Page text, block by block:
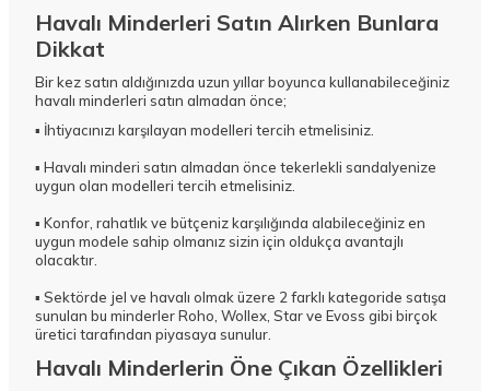
Havalı Minderleri Satın Alırken Bunlara
Dikkat
Bir kez satın aldığınızda uzun yıllar boyunca kullanabileceğiniz
havalı minderleri satın almadan önce;
▪ İhtiyacınızı karşılayan modelleri tercih etmelisiniz.
▪ Havalı minderi satın almadan önce tekerlekli sandalyenize
uygun olan modelleri tercih etmelisiniz.
▪ Konfor, rahatlık ve bütçeniz karşılığında alabileceğiniz en
uygun modele sahip olmanız sizin için oldukça avantajlı
olacaktır.
▪ Sektörde jel ve havalı olmak üzere 2 farklı kategoride satışa
sunulan bu minderler Roho, Wollex, Star ve Evoss gibi birçok
üretici tarafından piyasaya sunulur.
Havalı Minderlerin Öne Çıkan Özellikleri